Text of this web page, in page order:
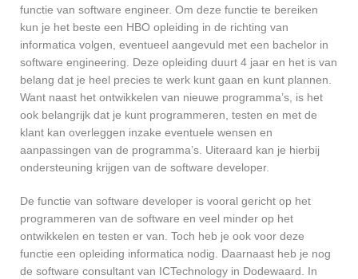
functie van software engineer. Om deze functie te bereiken
kun je het beste een HBO opleiding in de richting van
informatica volgen, eventueel aangevuld met een bachelor in
software engineering. Deze opleiding duurt 4 jaar en het is van
belang dat je heel precies te werk kunt gaan en kunt plannen.
Want naast het ontwikkelen van nieuwe programma’s, is het
ook belangrijk dat je kunt programmeren, testen en met de
klant kan overleggen inzake eventuele wensen en
aanpassingen van de programma’s. Uiteraard kan je hierbij
ondersteuning krijgen van de software developer.
De functie van software developer is vooral gericht op het
programmeren van de software en veel minder op het
ontwikkelen en testen er van. Toch heb je ook voor deze
functie een opleiding informatica nodig. Daarnaast heb je nog
de software consultant van ICTechnology in Dodewaard. In